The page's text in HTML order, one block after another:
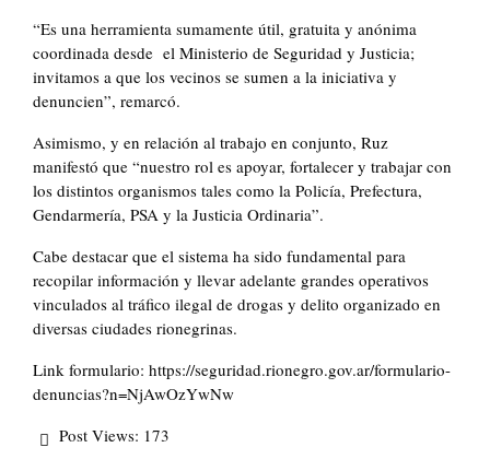
“Es una herramienta sumamente útil, gratuita y anónima
coordinada desde el Ministerio de Seguridad y Justicia;
invitamos a que los vecinos se sumen a la iniciativa y
denuncien”, remarcó.
Asimismo, y en relación al trabajo en conjunto, Ruz
manifestó que “nuestro rol es apoyar, fortalecer y trabajar con
los distintos organismos tales como la Policía, Prefectura,
Gendarmería, PSA y la Justicia Ordinaria”.
Cabe destacar que el sistema ha sido fundamental para
recopilar información y llevar adelante grandes operativos
vinculados al tráfico ilegal de drogas y delito organizado en
diversas ciudades rionegrinas.
Link formulario: https://seguridad.rionegro.gov.ar/formulario-
denuncias?n=NjAwOzYwNw
Post Views: 173